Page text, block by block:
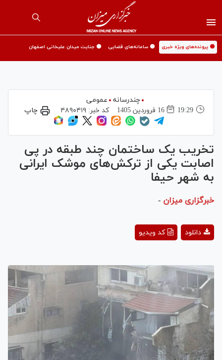
🟡 پرونده‌های ویژه خبری 🟡 سامانه‌های قضایی 🟡 جنایت میدان علیخانی اصفهان
چندرسانه
عمومی
19:29
16 فروردين 1405 کد خبر:۴۸۹۰۴۱۹ چاپ
تخریب یک ساختمان چند طبقه در پی
اصابت یکی از ترکش‌های موشک ایرانی
به شهر حیفا
خبرگزاری میزان -
Playکد ویدیو دانلود